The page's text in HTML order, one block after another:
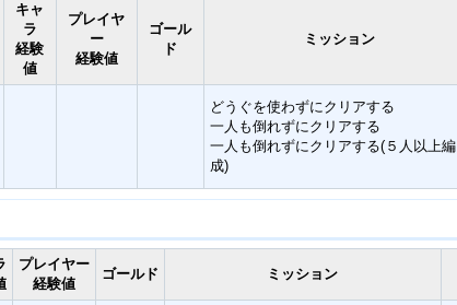
キャ
ラ
経験
値
プレイヤ
ー
経験値
ゴール
ド
ミッション
どうぐを使わずにクリアする
一人も倒れずにクリアする
一人も倒れずにクリアする(５人以上編
成)
プレイヤー
経験値
ゴールド ミッション